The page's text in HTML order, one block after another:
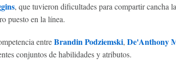
, que tuvieron dificultades para compartir cancha la
puesto en la línea.
entreBrandin Podziemski, De'Anthony
conjuntos de habilidades y atributos.